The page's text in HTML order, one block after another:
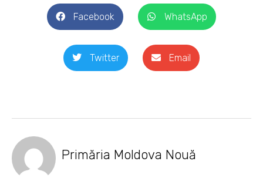
Facebook WhatsApp
Twitter Email
Primăria Moldova Nouă